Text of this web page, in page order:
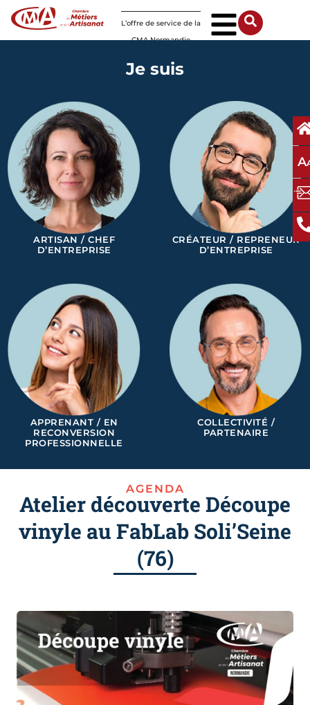
L’offre de service de la
CMA Normandie
A
Je suis
ARTISAN / CHEF
D’ENTREPRISE
CRÉATEUR / REPRENEUR
D’ENTREPRISE
APPRENANT / EN
RECONVERSION
PROFESSIONNELLE
COLLECTIVITÉ /
PARTENAIRE
AGENDA
Atelier découverte Découpe
vinyle au FabLab Soli’Seine
(76)
Panneau de gestion des cookies